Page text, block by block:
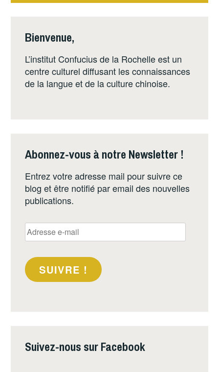
Bienvenue,
L’institut Confucius de la Rochelle est un
centre culturel diffusant les connaissances
de la langue et de la culture chinoise.
Abonnez-vous à notre Newsletter !
Entrez votre adresse mail pour suivre ce
blog et être notifié par email des nouvelles
publications.
Adresse
e-
SUIVRE !
Suivez-nous sur Facebook